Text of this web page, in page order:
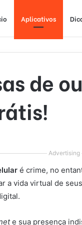
Aplicativos
de
Advertising
é crime, no
a vida virtual de
e sua presença